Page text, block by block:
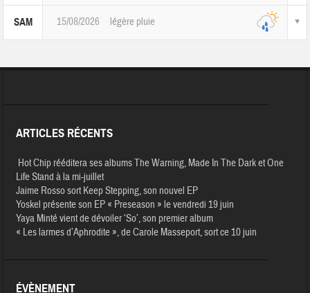
SAM 15/08/2026 légère pluie
ARTICLES RÉCENTS
Hot Chip rééditera ses albums The Warning, Made In The Dark et One
Life Stand à la mi-juillet
Jaime Rosso sort Keep Stepping, son nouvel EP
Yoskel présente son EP « Preseason » le vendredi 19 juin
Yaya Minté vient de dévoiler ‘So’, son premier album
« Les larmes d’Aphrodite », de Carole Masseport, sort ce 10 juin
ÉVÈNEMENT